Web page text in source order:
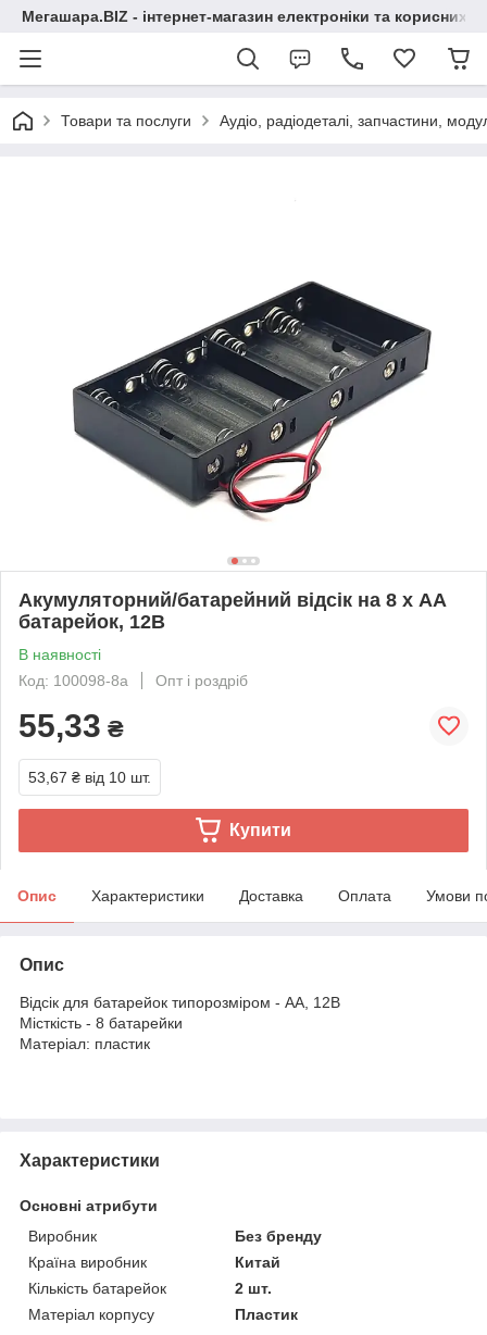
Мегашара.BIZ - інтернет-магазин електроніки та корисних
Товари та послуги Аудіо, радіодеталі, запчастини,
Акумуляторний/батарейний відсік на 8 х AA
батарейок, 12В
В наявності
Код: 100098-8а
Опт і роздріб
55,33 ₴
53,67 ₴ від 10 шт.
Купити
Опис Характеристики Доставка Оплата Умови
Опис
Відсік для батарейок типорозміром - AA, 12В
Місткість - 8 батарейки
Матеріал: пластик
Характеристики
Основні атрибути
Виробник
Без бренду
Країна виробник
Китай
Кількість батарейок
2 шт.
Матеріал корпусу
Пластик